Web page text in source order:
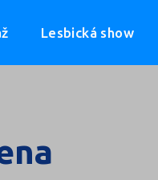
Lesbická show